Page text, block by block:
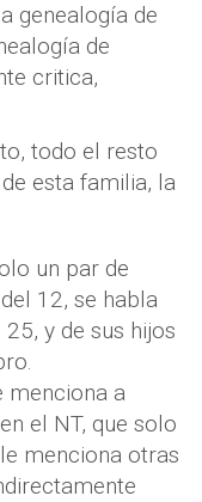
genealogía de
de
critica,
todo el resto
esta familia, la
un par de
12, se habla
y de sus hijos
menciona a
el NT, que solo
menciona otras